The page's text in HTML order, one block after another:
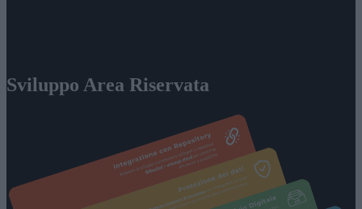
Sviluppo Area Riservata